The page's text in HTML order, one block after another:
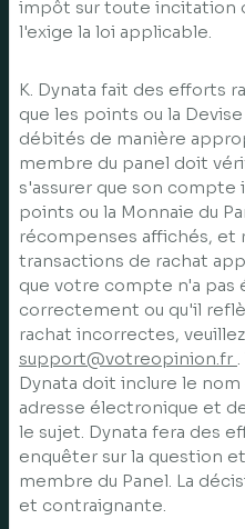
impôt sur toute incitation
l'exige la loi applicable.
K. Dynata fait des efforts
que les points ou la
débités de manière
membre du panel doit
s'assurer que son
points ou la Monnaie du
récompenses affichés, et
transactions de rachat
que votre compte n'a
correctement ou qu'il
rachat incorrectes,
support@votreopinion.fr
Dynata doit inclure le
adresse électronique et
le sujet. Dynata fera des
enquêter sur la question
membre du Panel. La
et contraignante.